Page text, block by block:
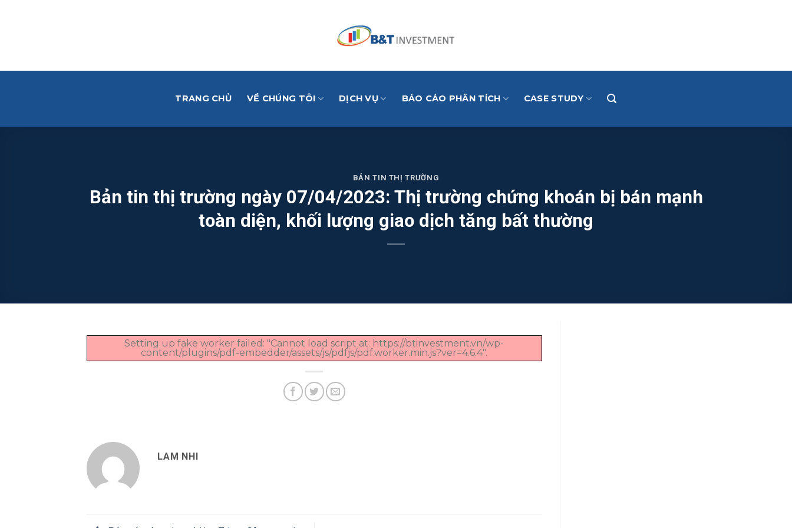
TRANG CHỦ VỀ CHÚNG TÔI DỊCH VỤ BÁO CÁO PHÂN TÍCH CASE STUDY
BẢN TIN THỊ TRƯỜNG
Bản tin thị trường ngày 07/04/2023: Thị trường chứng khoán bị bán mạnh
toàn diện, khối lượng giao dịch tăng bất thường
Setting up fake worker failed: "Cannot load script at: https://btinvestment.vn/wp-
content/plugins/pdf-embedder/assets/js/pdfjs/pdf.worker.min.js?ver=4.6.4".
LAM NHI